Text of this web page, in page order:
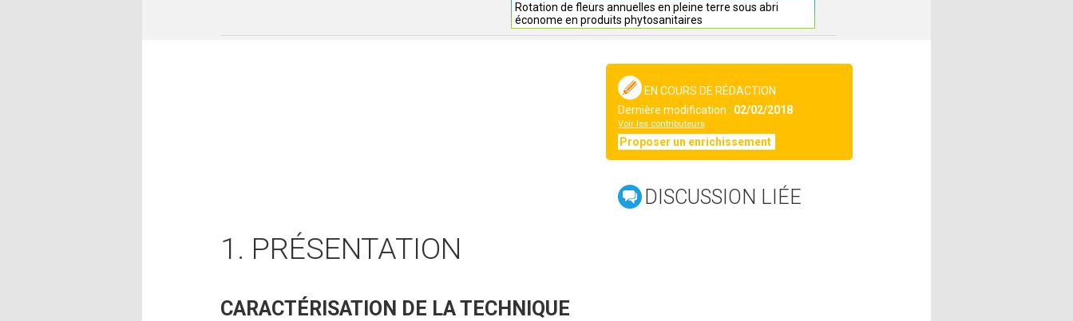
Rotation de fleurs annuelles en pleine terre sous abri
économe en produits phytosanitaires
EN COURS DE RÉDACTION
Dernière modification : 02/02/2018
Voir les contributeurs
Proposer un enrichissement
DISCUSSION LIÉE
1. PRÉSENTATION
CARACTÉRISATION DE LA TECHNIQUE